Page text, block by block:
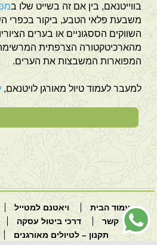
בווייטנאם, בין אם זה בשייט שלו ב
משבעת פלאי הטבע, ביקור בכפרי
השווקים הססגוניים או בערים
מהארכיטקטורה הצרפתית
המפוארות המשבצות את הערים.
למעבר לעמוד טיול מאורגן לויטנאם,
לכבוד יוניק ויאטנם ברצוני להביע
הטיול המאורגן המופלא לוייטנאם
לאחרונה (12/3-26/3
עלה על כל ציפיותיי. הארגון היה
בתי המלון המפנקים ועד לתכנון
המדריכים המקומיים היו מקצועיים
את הטיול לחוויה מעשירה ומרתקת.
את המדריכה שלנו מירי שילה, אשר
עמוד הבית ויאטנם למטייל
צור קשר
דרכי ביטול עסקה
תקנון – לטיולים מאורגנים